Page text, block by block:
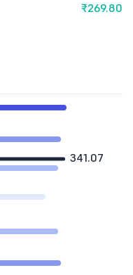
₹269.80
341.07